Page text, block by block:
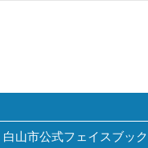
白山市公式フェイスブック